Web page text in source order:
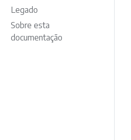
Legado
Sobre esta
documentação